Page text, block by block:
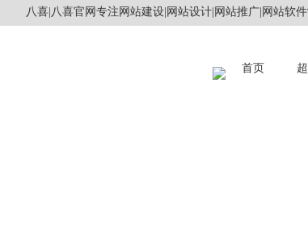
八喜|八喜官网专注网站建设|网站设计|网站推广|网站软
首页